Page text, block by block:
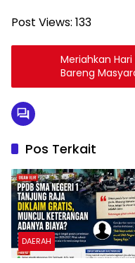
Post Views: 133
Meriahkan
Bareng
Wayang Kulit
Pos Terkait
DAERAH